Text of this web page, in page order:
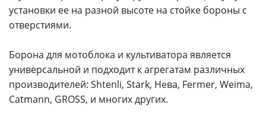
установки ее на разной высоте на стойке бороны с
отверстиями.
Борона для мотоблока и культиватора является
универсальной и подходит к агрегатам различных
производителей: Shtenli, Stark, Нева, Fermer, Weima,
Catmann, GROSS, и многих других.